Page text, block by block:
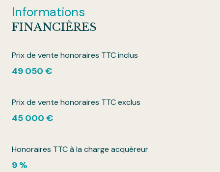
Informations
FINANCIÈRES
Prix de vente honoraires TTC inclus
49 050 €
Prix de vente honoraires TTC exclus
45 000 €
Honoraires TTC à la charge acquéreur
9 %